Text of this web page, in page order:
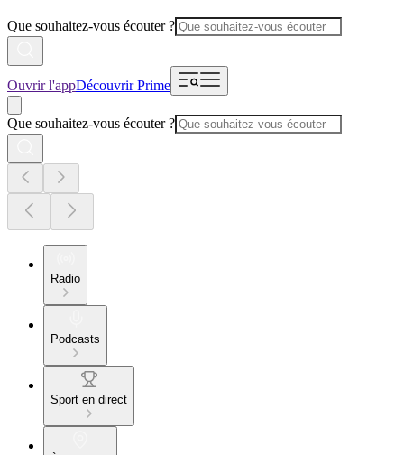
Que souhaitez-vous écouter ?
Ouvrir l'appDécouvrir Prime
Que souhaitez-vous écouter ?
Radio
Podcasts
Sport en direct